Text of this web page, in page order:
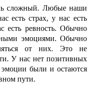
сложный. Любые наши
есть страх, у нас есть
есть ревность. Обычно
эмоциями. Обычно
от них. Это не
У нас нет позитивных
были и остаются
пути.